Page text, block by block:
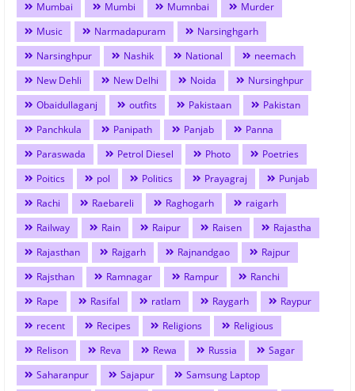
Mumbai
Mumbi Mumnbai
Murder
Music
Narmadapuram
Narsinghgarh
Narsinghpur
Nashik National
neemach
New Dehli
New Delhi Noida
Nursinghpur
Obaidullaganj
outfits Pakistaan
Pakistan
Panchkula
Panipath Panjab
Panna
Paraswada
Petrol Diesel Photo
Poetries
Poitics
pol Politics Prayagraj
Punjab
Rachi
Raebareli Raghogarh
raigarh
Railway
Rain Raipur Raisen
Rajastha
Rajasthan
Rajgarh Rajnandgao
Rajpur
Rajsthan
Ramnagar Rampur
Ranchi
Rape
Rasifal ratlam Raygarh
Raypur
recent
Recipes Religions
Religious
Relison
Reva Rewa Russia
Sagar
Saharanpur
Sajapur
Samsung Laptop